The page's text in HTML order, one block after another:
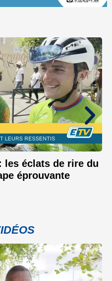
les éclats de rire du
éprouvante